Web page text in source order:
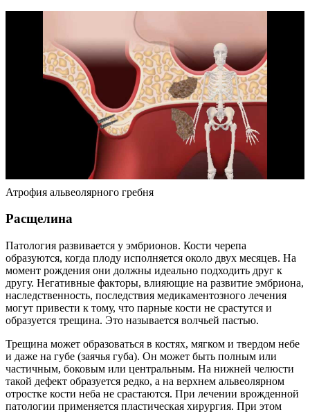
Атрофия альвеолярного гребня
Расщелина
Патология развивается у эмбрионов. Кости черепа
образуются, когда плоду исполняется около двух месяцев. На
момент рождения они должны идеально подходить друг к
другу. Негативные факторы, влияющие на развитие эмбриона,
наследственность, последствия медикаментозного лечения
могут привести к тому, что парные кости не срастутся и
образуется трещина. Это называется волчьей пастью.
Трещина может образоваться в костях, мягком и твердом небе
и даже на губе (заячья губа). Он может быть полным или
частичным, боковым или центральным. На нижней челюсти
такой дефект образуется редко, а на верхнем альвеолярном
отростке кости неба не срастаются. При лечении врожденной
патологии применяется пластическая хирургия. При этом